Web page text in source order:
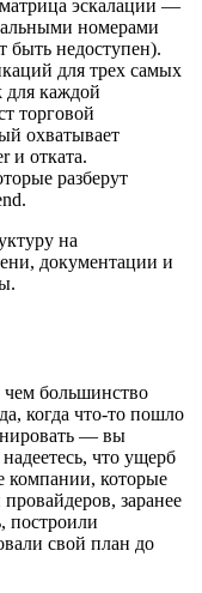
эскалации —
номерами
быть недоступен).
для трех самых
для каждой
торговой
охватывает
и отката.
разберут
на
документации и
большинство
когда что-то пошло
— вы
что ущерб
компании, которые
заранее
построили
свой план до